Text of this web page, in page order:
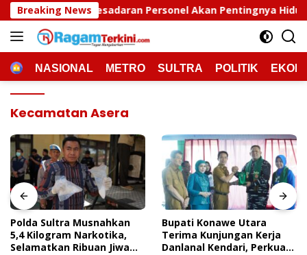
Langsung
ke
konten
Breaking News
Personel Akan Pentingnya Hidup Sehat Polda
HOMENASIONAL METRO SULTRA POLITIK
Kecamatan Asera
Polda Sultra Musnahkan
5,4 Kilogram Narkotika,
Selamatkan Ribuan Jiwa
Bupati Konawe Utara
Terima Kunjungan Kerja
Danlanal Kendari, Perkuat